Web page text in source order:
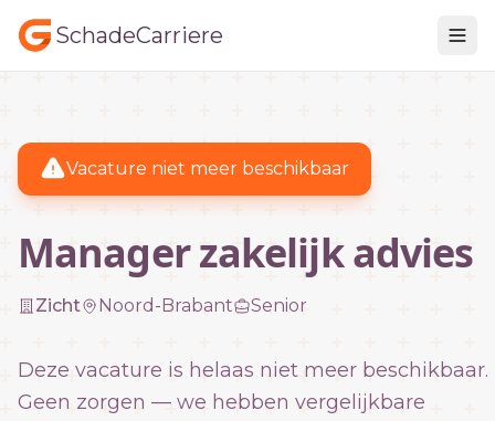
SchadeCarriere
Vacature niet meer beschikbaar
Manager zakelijk advies
Zicht Noord-Brabant Senior
Deze vacature is helaas niet meer beschikbaar.
Geen zorgen — we hebben vergelijkbare